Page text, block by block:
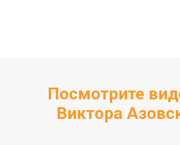
Посмотрите
Виктора